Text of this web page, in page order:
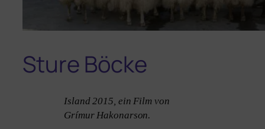
Sture Böcke
Island 2015, ein Film von
Grímur Hakonarson.